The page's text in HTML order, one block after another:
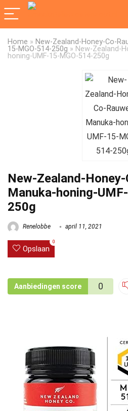
Home » New-Zealand-Honey-Co-
15-MGO-514-250g » New-Zealand-
honing-UMF-15-MGO-514-250g
New-Zealand-
Manuka-honing-
250g
Renelobbe april 11, 2021
Opslaan
0
Aanbiedingen score 0